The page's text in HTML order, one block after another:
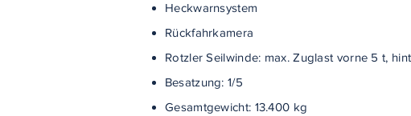
Heckwarnsystem
Rückfahrkamera
Rotzler Seilwinde: max. Zuglast vorne 5 t,
Besatzung: 1/5
Gesamtgewicht: 13.400 kg